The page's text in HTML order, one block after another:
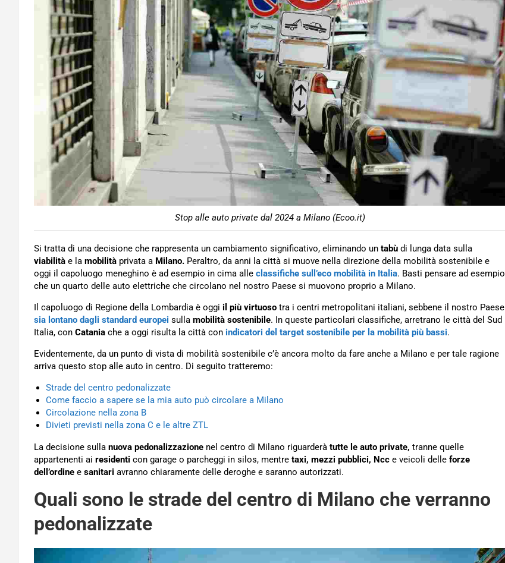
Stop alle auto private dal 2024 a Milano (Ecoo.it)
Si tratta di una decisione che rappresenta un cambiamento significativo, eliminando un tabù di lunga data sulla
viabilità e la mobilità privata a Milano. Peraltro, da anni la città si muove nella direzione della mobilità sostenibile e
oggi il capoluogo meneghino è ad esempio in cima alle classifiche sull’eco mobilità in Italia. Basti pensare ad esempio
che un quarto delle auto elettriche che circolano nel nostro Paese si muovono proprio a Milano.
Il capoluogo di Regione della Lombardia è oggi il più virtuoso tra i centri metropolitani italiani, sebbene il nostro Paese
sia lontano dagli standard europei sulla mobilità sostenibile. In queste particolari classifiche, arretrano le città del Sud
Italia, con Catania che a oggi risulta la città con indicatori del target sostenibile per la mobilità più bassi.
Evidentemente, da un punto di vista di mobilità sostenibile c’è ancora molto da fare anche a Milano e per tale ragione
arriva questo stop alle auto in centro. Di seguito tratteremo:
Strade del centro pedonalizzate
Come faccio a sapere se la mia auto può circolare a Milano
Circolazione nella zona B
Divieti previsti nella zona C e le altre ZTL
La decisione sulla nuova pedonalizzazione nel centro di Milano riguarderà tutte le auto private, tranne quelle
appartenenti ai residenti con garage o parcheggi in silos, mentre taxi, mezzi pubblici, Ncc e veicoli delle forze
dell’ordine e sanitari avranno chiaramente delle deroghe e saranno autorizzati.
Quali sono le strade del centro di Milano che verranno
pedonalizzate